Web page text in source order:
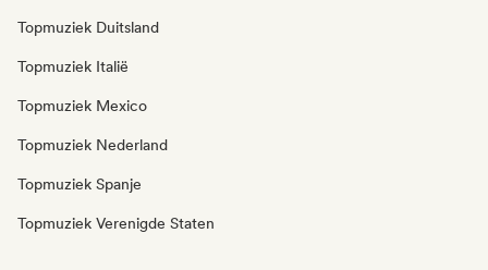
Topmuziek Duitsland
Topmuziek Italië
Topmuziek Mexico
Topmuziek Nederland
Topmuziek Spanje
Topmuziek Verenigde Staten